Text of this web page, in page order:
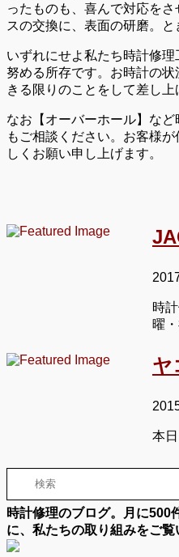
ったものも、喜んで対応を
スの交換に、表面の研磨。
いずれにせよ私たち時計修
努める所存です。お時計の
きる限りのことをして差し上
なお【オーバーホール】な
もご相談ください。お客様
しくお願い申し上げます。
時
曜
ヤ
本
時計修理のブログ。月に500
に、私たちの取り組みをご